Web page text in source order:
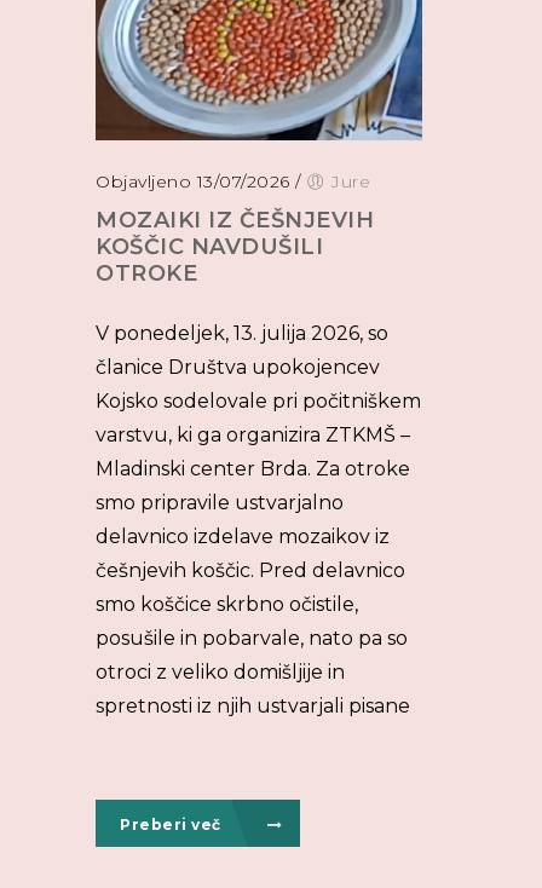
Objavljeno 13/07/2026 / Jure
MOZAIKI IZ ČEŠNJEVIH
KOŠČIC NAVDUŠILI
OTROKE
V ponedeljek, 13. julija 2026, so
članice Društva upokojencev
Kojsko sodelovale pri počitniškem
varstvu, ki ga organizira ZTKMŠ –
Mladinski center Brda. Za otroke
smo pripravile ustvarjalno
delavnico izdelave mozaikov iz
češnjevih koščic. Pred delavnico
smo koščice skrbno očistile,
posušile in pobarvale, nato pa so
otroci z veliko domišljije in
spretnosti iz njih ustvarjali pisane
Preberi več